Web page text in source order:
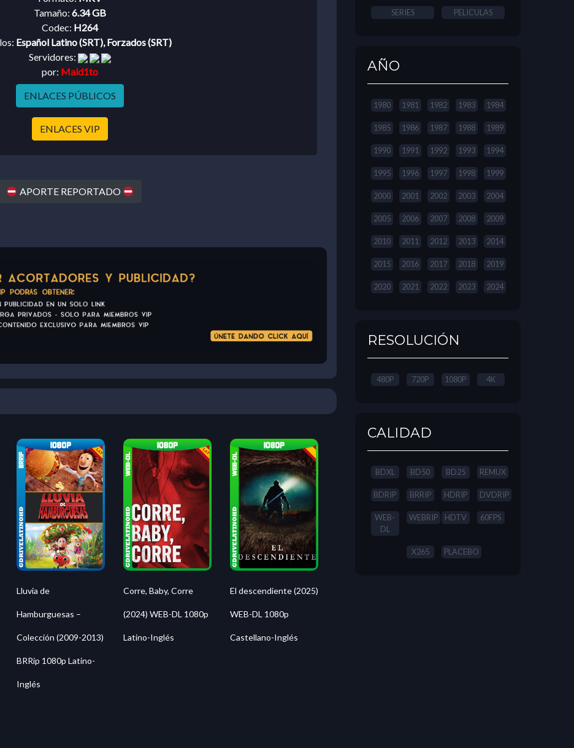
Tamaño: 6.34 GB
Codec: H264
Español Latino (SRT), Forzados (SRT)
Servidores:
por: Mald1to
ENLACES PÚBLICOS
ENLACES VIP
APORTE REPORTADO
Lluvia de
Hamburguesas –
Colección (2009-2013)
BRRip 1080p Latino-
Inglés
Corre, Baby, Corre
(2024) WEB-DL 1080p
Latino-Inglés
El descendiente (2025)
WEB-DL 1080p
Castellano-Inglés
SERIES PELICULAS
AÑO
1980 1981 1982 1983 1984
1985 1986 1987 1988 1989
1990 1991 1992 1993 1994
1995 1996 1997 1998 1999
2000 2001 2002 2003 2004
2005 2006 2007 2008 2009
2010 2011 2012 2013 2014
2015 2016 2017 2018 2019
2020 2021 2022 2023 2024
RESOLUCIÓN
480P 720P 1080P 4K
CALIDAD
BDXL BD50 BD25 REMUX
BDRIP BRRIP HDRIP DVDRIP
WEB-
DL
WEBRIP HDTV 60FPS
X265 PLACEBO